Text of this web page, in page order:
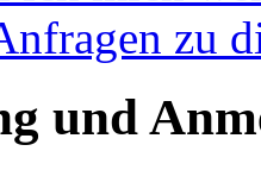
zu
und